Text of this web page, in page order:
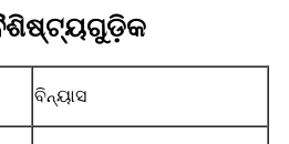
ବିନ୍ୟାସ